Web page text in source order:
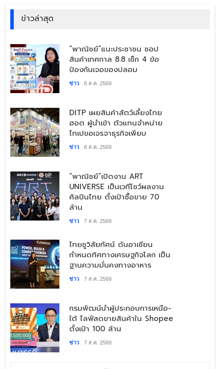
ข่าวล่าสุด
​“พาณิชย์”แนะประชาชน ชอป
สินค้าเทศกาล 8.8 เช็ก 4 ข้อ
ป้องกันเจอของปลอม
ข่าว 8 ส.ค. 2569
DITP เผยสินค้าสัตว์เลี้ยงไทย
ฮอต ผู้นำเข้า ตัวแทนจำหน่าย
ไทเปขอเจรจาธุรกิจเพียบ
ข่าว 8 ส.ค. 2569
​“พาณิชย์”เปิดงาน ART
UNIVERSE เป็นเวทีโชว์ผลงาน
ศิลปินไทย ตั้งเป้าซื้อขาย 70
ล้าน
ข่าว 7 ส.ค. 2569
​ไทยชูวิสัยทัศน์ ดันอาเซียน
กำหนดทิศทางเศรษฐกิจโลก เป็น
ฐานความมั่นคงทางอาหาร
ข่าว 7 ส.ค. 2569
​กรมพัฒน์นำผู้ประกอบการเหนือ-
ใต้ ไลฟ์สดขายสินค้าใน Shopee
ตั้งเป้า 100 ล้าน
ข่าว 7 ส.ค. 2569